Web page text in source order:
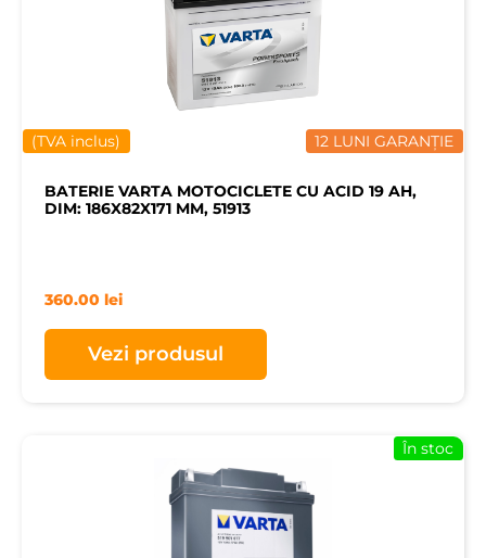
12 LUNI GARANȚIE
(TVA inclus)
BATERIE VARTA MOTOCICLETE CU ACID 19 AH,
DIM: 186X82X171 MM, 51913
360.00 lei
Vezi produsul
În stoc